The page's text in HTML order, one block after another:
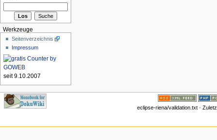
Werkzeuge
Seitenverzeichnis
Impressum
seit 9.10.2007
eclipse-riena/validation.txt ·